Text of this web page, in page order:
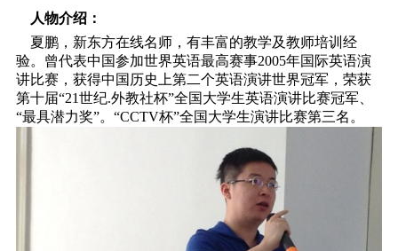
人物介绍：
夏鹏，新东方在线名师，有丰富的教学及教师培训经
验。曾代表中国参加世界英语最高赛事2005年国际英语演
讲比赛，获得中国历史上第二个英语演讲世界冠军，荣获
第十届“21世纪.外教社杯”全国大学生英语演讲比赛冠军、
“最具潜力奖”。“CCTV杯”全国大学生演讲比赛第三名。